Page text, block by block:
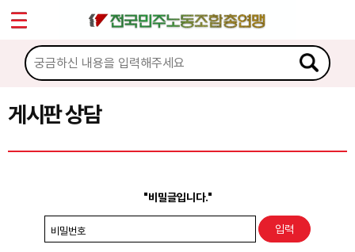
게시판 상담
"비밀글입니다."
비밀번호
마이페이지
소개
소식
노동상담
권리찾기수첩 검색
Sketchbook5, 스케치북5
Sketchbook5, 스케치북5